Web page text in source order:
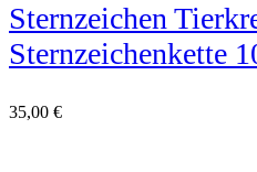
Sternzeichen
Sternzeichenkette
35,00 €